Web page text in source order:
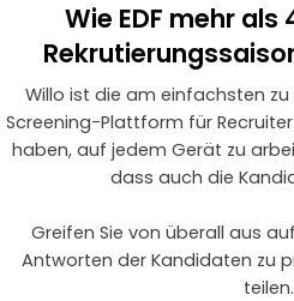
Wie EDF mehr als
Willo ist die am einfachsten
Screening-Plattform für
haben, auf jedem Gerät zu
dass auch die
Greifen Sie von überall aus
Antworten der Kandidaten zu
teilen.